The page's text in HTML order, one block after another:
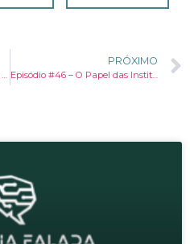
Artigo Falado #4 – As reformas, a Selic e a vida dos brasileiros
PRÓXIMO
Episódio #46 – O Papel das Instituições Financeiras no Novo Normal